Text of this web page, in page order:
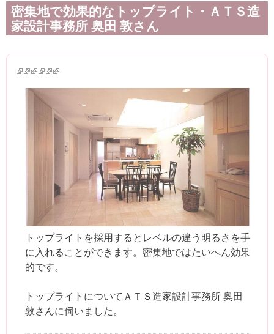
密集地で効果的なトップライト・ＡＴＳ造
家設計事務所 奥田 敦さん
(link is external)
(link is external)
(link is external)
(link is external)
(link is external)
(link is external)
トップライトを採用するとレベルの違う明るさを手
に入れることができます。密集地ではたいへん効果
的です。
トップライトについてＡＴＳ造家設計事務所 奥田
敦さんに伺いました。